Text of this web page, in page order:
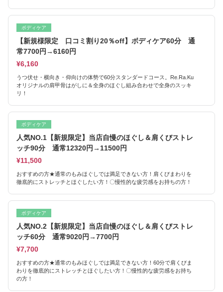
ボディケア
【新規様限定 口コミ割り20％off】ボディケア60分 通
常7700円→6160円
¥6,160
うつ伏せ・横向き・仰向けの体勢で60分スタンダードコース。Re.Ra.Ku
オリジナルの肩甲骨はがしに＆全身のほぐし組み合わせで全身のスッキ
リ！
ボディケア
人気NO.1【新規限定】当店自慢のほぐし＆肩くびストレ
ッチ90分 通常12320円→11500円
¥11,500
おすすめの方★通常のもみほぐしでは満足できない方！肩くびまわりを
徹底的にストレッチとほぐしたい方！〇慢性的な疲労感をお持ちの方！
ボディケア
人気NO.2【新規限定】当店自慢のほぐし＆肩くびストレ
ッチ60分 通常9020円→7700円
¥7,700
おすすめの方★通常のもみほぐしでは満足できない方！60分で肩くびま
わりを徹底的にストレッチとほぐしたい方！〇慢性的な疲労感をお持ち
の方！